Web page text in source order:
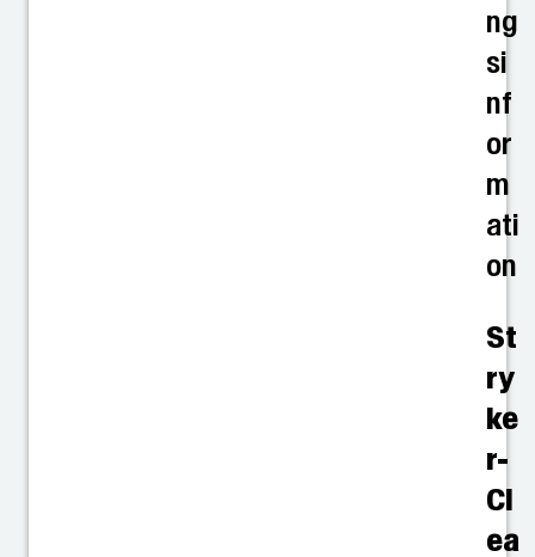
ng
si
nf
or
m
ati
on
St
ry
ke
r-
Cl
ea